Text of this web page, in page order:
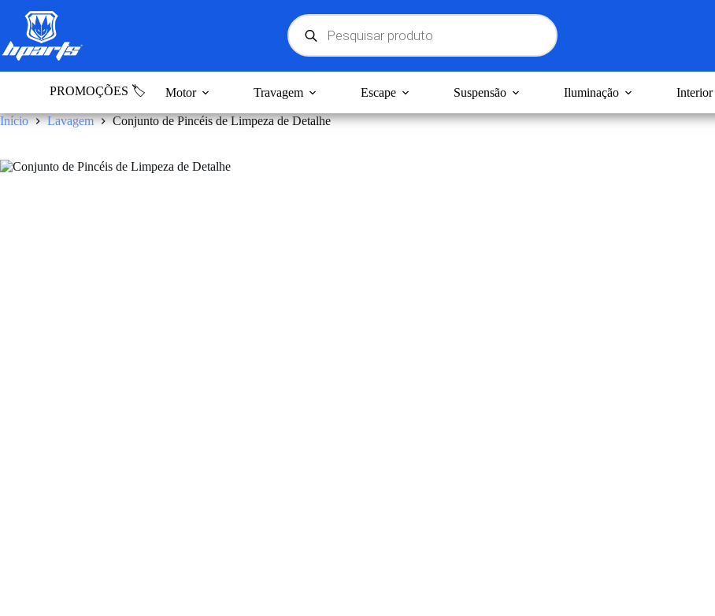
conteúdo
Products
search
PROMOÇÕES 🏷️ Motor Travagem Escape Suspensão Iluminação Interior
Início Lavagem Conjunto de Pincéis de Limpeza de Detalhe